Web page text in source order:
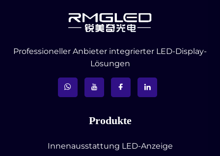
Professioneller Anbieter integrierter LED-Display-
Lösungen
Produkte
Innenausstattung LED-Anzeige